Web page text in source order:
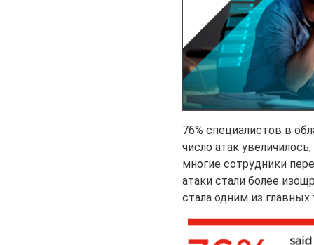
76% специалистов в
число атак
многие сотрудники
атаки стали более
стала одним из